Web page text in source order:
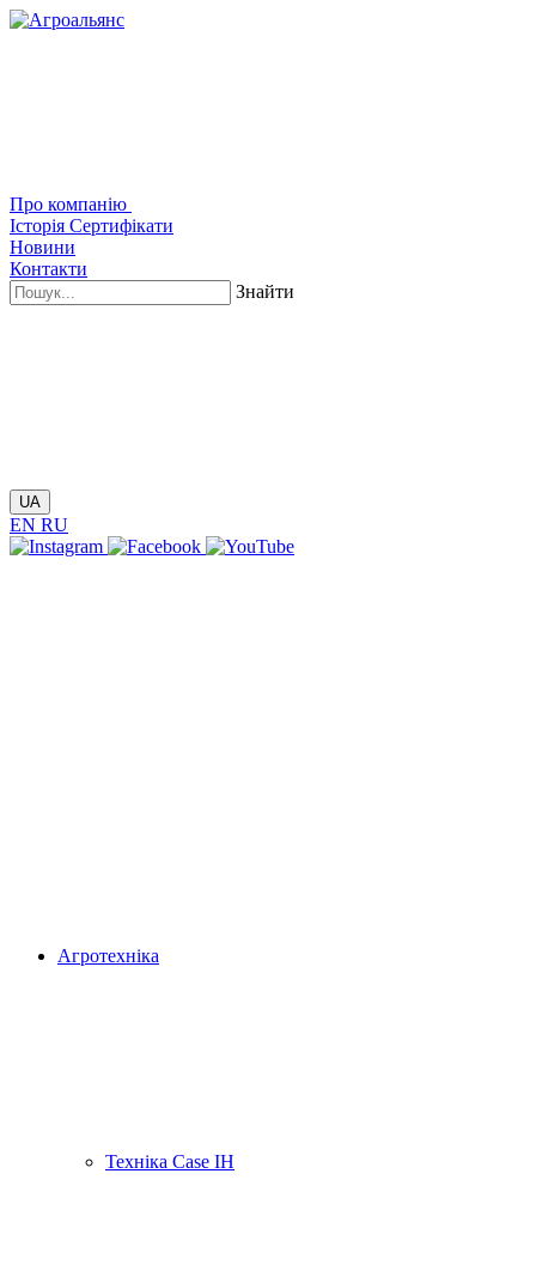
Про компанію
Історія Сертифікати
Новини
Контакти
Знайти
UA
EN RU
Агротехніка
Техніка Case IH